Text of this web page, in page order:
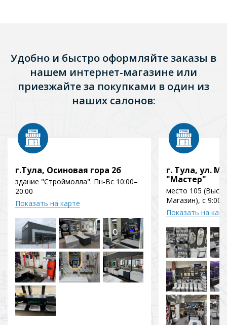
Удобно и быстро оформляйте заказы в
нашем интернет-магазине или
приезжайте за покупками в один из
наших салонов:
г.Тула, Осиновая гора 2б
здание "Строймолла". Пн-Вс 10:00–
20:00
Показать на карте
г. Тула, ул.
"Мастер"
место 105
Магазин), с 9:00
Показать на